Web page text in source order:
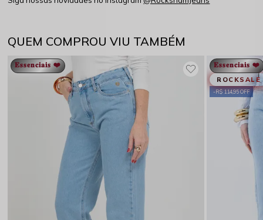
QUEM COMPROU VIU TAMBÉM
𝐄𝐬𝐬𝐞𝐧𝐜𝐢𝐚𝐢𝐬 ❤️
R$ 114,95 OFF
ROCKSALE
𝐄𝐬𝐬𝐞𝐧𝐜𝐢𝐚𝐢𝐬 ❤️